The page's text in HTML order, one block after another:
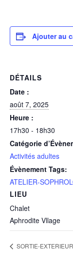
Ajouter au
DÉTAILS
Date :
août 7, 2025
Heure :
17h30 - 18h30
Catégorie
Activités adultes
Évènement Tags:
ATELIER-
LIEU
Chalet
Aphrodite Vllage
SORTIE-